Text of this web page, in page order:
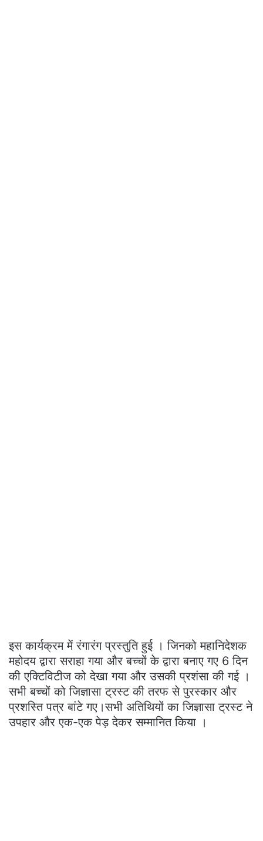
इस कार्यक्रम में रंगारंग प्रस्तुति हुई । जिनको महानिदेशक
महोदय द्वारा सराहा गया और बच्चों के द्वारा बनाए गए 6 दिन
की एक्टिविटीज को देखा गया और उसकी प्रशंसा की गई ।
सभी बच्चों को जिज्ञासा ट्रस्ट की तरफ से पुरस्कार और
प्रशस्ति पत्र बांटे गए।सभी अतिथियों का जिज्ञासा ट्रस्ट ने
उपहार और एक-एक पेड़ देकर सम्मानित किया ।